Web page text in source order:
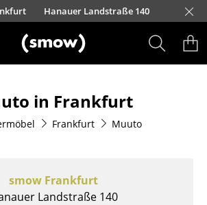
Hanauer Landstraße 140
smow Freiburg
smow Hamburg
smow Hannover
smow Kempten
smow Köln
smow Konstanz
smow Leipzig
smow Solothurn
smow Mainz
smow München
smow Nürnberg
smow Schwarzwald
smow Stuttgart
in Frankfurt
Frankfurt Muuto
smow Frankfurt
Landstraße 140